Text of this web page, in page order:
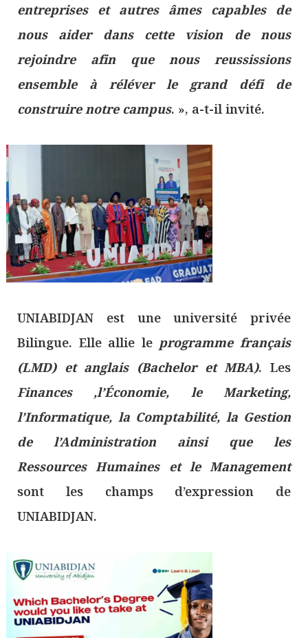
entreprises et autres âmes capables de
nous aider dans cette vision de nous
rejoindre afin que nous reussissions
ensemble à réléver le grand défi de
construire notre campus. », a-t-il invité.
UNIABIDJAN est une université privée
Bilingue. Elle allie le programme français
(LMD) et anglais (Bachelor et MBA). Les
Finances ,l’Économie, le Marketing,
l’Informatique, la Comptabilité, la Gestion
de l’Administration ainsi que les
Ressources Humaines et le Management
sont les champs d’expression de
UNIABIDJAN.